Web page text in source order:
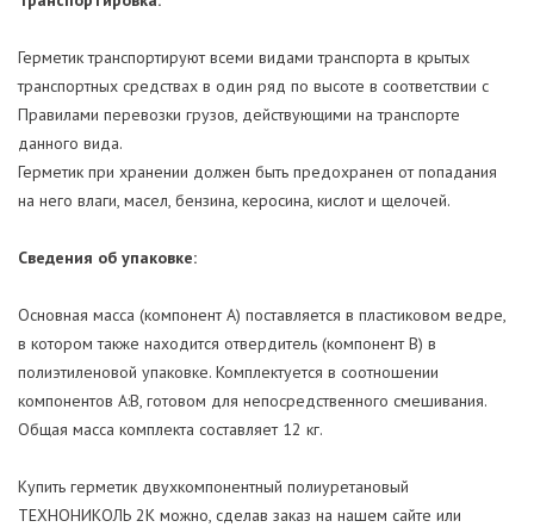
Герметик транспортируют всеми видами транспорта в крытых
транспортных средствах в один ряд по высоте в соответствии с
Правилами перевозки грузов, действующими на транспорте
данного вида.
Герметик при хранении должен быть предохранен от попадания
на него влаги, масел, бензина, керосина, кислот и щелочей.
Сведения об упаковке:
Основная масса (компонент A) поставляется в пластиковом ведре,
в котором также находится отвердитель (компонент B) в
полиэтиленовой упаковке. Комплектуется в соотношении
компонентов A:B, готовом для непосредственного смешивания.
Общая масса комплекта составляет 12 кг.
Купить герметик двухкомпонентный полиуретановый
ТЕХНОНИКОЛЬ 2К можно, сделав заказ на нашем сайте или